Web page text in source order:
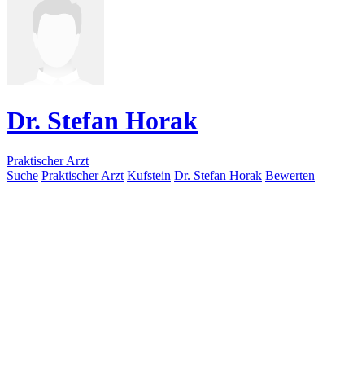
Dr. Stefan Horak
Praktischer Arzt
Suche Praktischer Arzt Kufstein Dr. Stefan Horak Bewerten